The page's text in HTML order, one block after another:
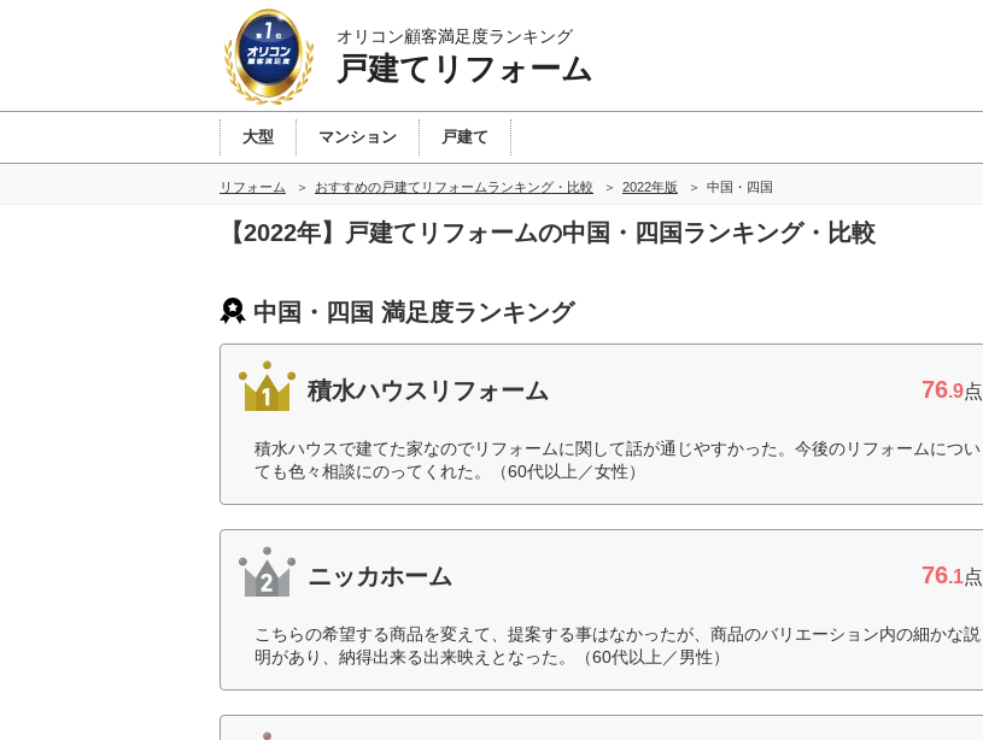
オリコン顧客満足度ランキング
戸建てリフォーム
大型 マンション 戸建て
リフォーム おすすめの戸建てリフォームランキング・比較 2022年版 中国・四国
【2022年】戸建てリフォームの中国・四国ランキング・比較
中国・四国 満足度ランキング
積水ハウスリフォーム 76.9点
積水ハウスで建てた家なのでリフォームに関して話が通じやすかった。今後のリフォームについ
ても色々相談にのってくれた。（60代以上／女性）
ニッカホーム 76.1点
こちらの希望する商品を変えて、提案する事はなかったが、商品のバリエーション内の細かな説
明があり、納得出来る出来映えとなった。（60代以上／男性）